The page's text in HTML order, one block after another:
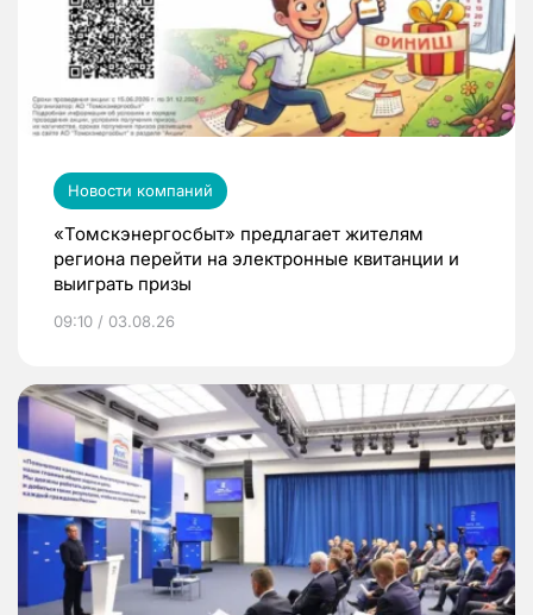
Новости компаний
«Томскэнергосбыт» предлагает жителям
региона перейти на электронные квитанции и
выиграть призы
09:10 / 03.08.26